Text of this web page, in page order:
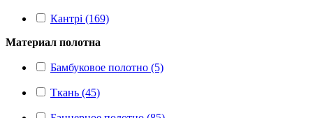
Кантрі (169)
Материал полотна
Бамбуковое полотно (5)
Ткань (45)